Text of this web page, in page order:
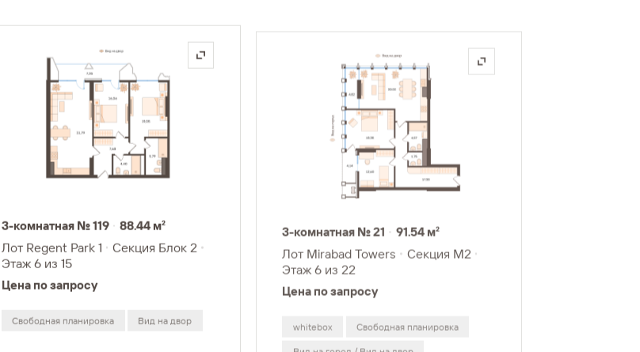
3-комнатная № 119 88.44 м²
Лот Regent Park 1
Секция Блок 2
Этаж 6 из 15
Цена по запросу
Свободная планировка Вид на двор
3-комнатная № 21 91.54 м²
Лот Mirabad Towers
Секция M2
Этаж 6 из 22
Цена по запросу
whitebox Свободная планировка